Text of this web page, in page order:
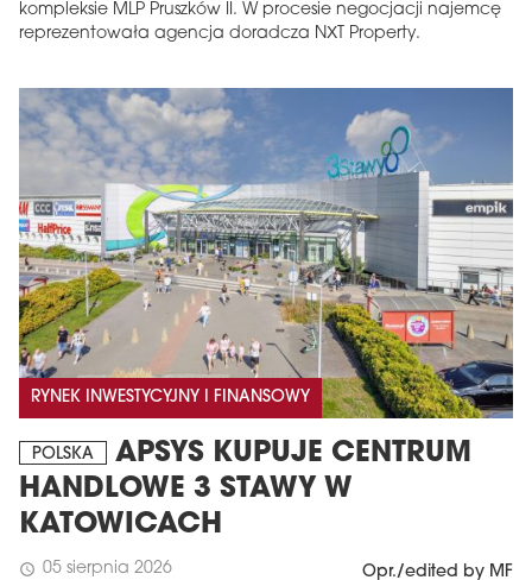
kompleksie MLP Pruszków II. W procesie negocjacji najemcę
reprezentowała agencja doradcza NXT Property.
RYNEK INWESTYCYJNY I FINANSOWY
POLSKA
APSYS KUPUJE CENTRUM
HANDLOWE 3 STAWY W
KATOWICACH
schedule 05 sierpnia 2026 Opr./edited by MF